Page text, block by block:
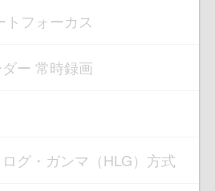
トフォーカス
ー 常時録画
グ・ガンマ（HLG）方式